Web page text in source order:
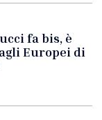
fa bis, è
Europei di